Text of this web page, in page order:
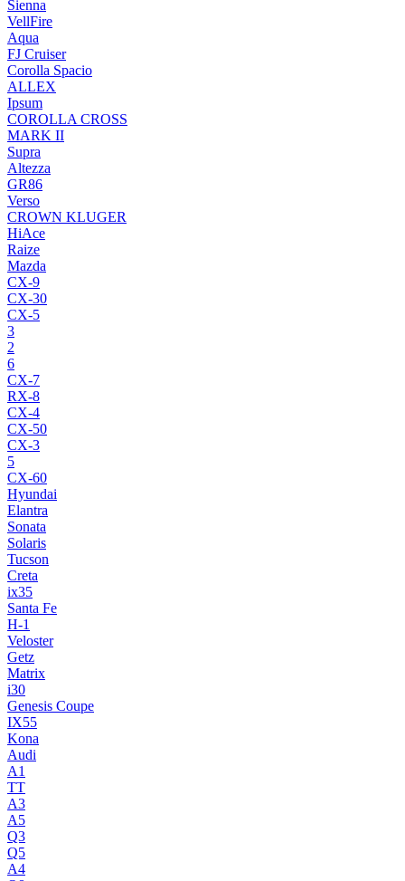
Sienna
VellFire
Aqua
FJ Cruiser
Corolla Spacio
ALLEX
Ipsum
COROLLA CROSS
MARK II
Supra
Altezza
GR86
Verso
CROWN KLUGER
HiAce
Raize
Mazda
CX-9
CX-30
CX-5
3
2
6
CX-7
RX-8
CX-4
CX-50
CX-3
5
CX-60
Hyundai
Elantra
Sonata
Solaris
Tucson
Creta
ix35
Santa Fe
H-1
Veloster
Getz
Matrix
i30
Genesis Coupe
IX55
Kona
Audi
A1
TT
A3
A5
Q3
Q5
A4